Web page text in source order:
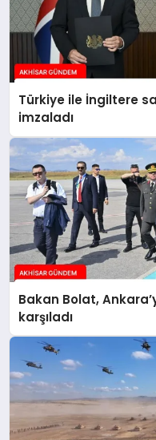
Türkiye ile İngiltere
imzaladı
Bakan Bolat,
karşıladı